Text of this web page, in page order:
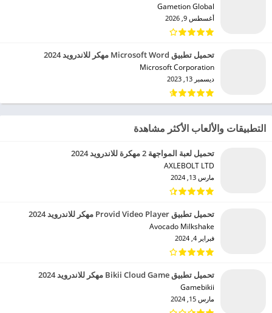
Gametion Global‏
أغسطس 9, 2026
تحميل تطبيق Microsoft Word مهكر للاندرويد 2024
Microsoft Corporation‏
ديسمبر 13, 2023
التطبيقات والألعاب الأكثر مشاهدة
تحميل لعبة المواجهة 2 مهكرة للاندرويد 2024
AXLEBOLT LTD‏
مارس 13, 2024
تحميل تطبيق Provid Video Player مهكر للاندرويد 2024
Avocado Milkshake‏
فبراير 4, 2024
تحميل تطبيق Bikii Cloud Game مهكر للاندرويد 2024
Gamebikii‏
مارس 15, 2024